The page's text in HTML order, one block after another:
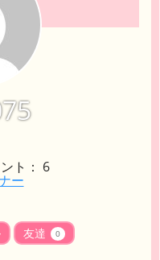
ト： 6
ー
友達 0